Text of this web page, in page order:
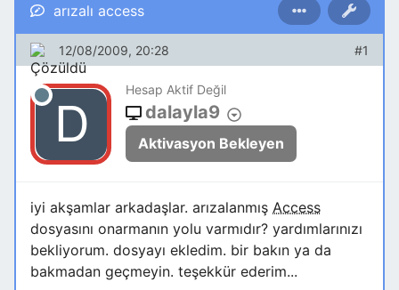
arızalı access
12/08/2009, 20:28 #1
Hesap Aktif Değil
dalayla9
Aktivasyon Bekleyen
iyi akşamlar arkadaşlar. arızalanmış Access
dosyasını onarmanın yolu varmıdır? yardımlarınızı
bekliyorum. dosyayı ekledim. bir bakın ya da
bakmadan geçmeyin. teşekkür ederim...